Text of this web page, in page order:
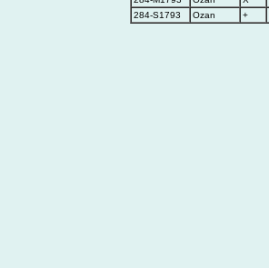
284-S1793
Ozan +